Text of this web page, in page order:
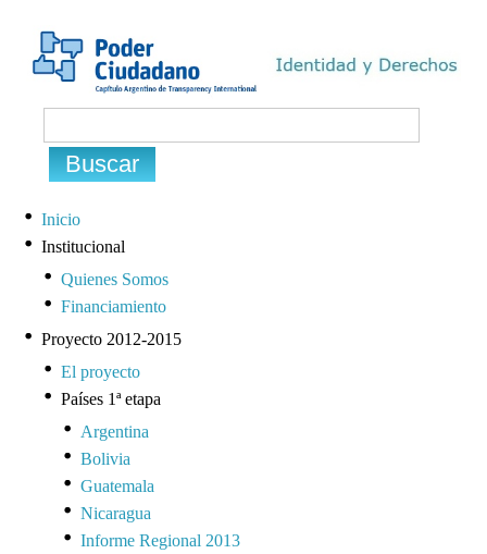
Inicio
Institucional
Quienes Somos
Financiamiento
Proyecto 2012-2015
El proyecto
Países 1ª etapa
Argentina
Bolivia
Guatemala
Nicaragua
Informe Regional 2013